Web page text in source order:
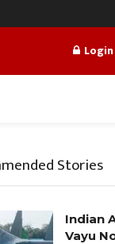
Login
Stories
Indian
Vayu